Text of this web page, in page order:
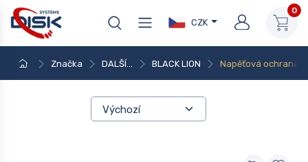
CZK
0
Značka DALŠÍ... BLACK LION Napěťová ochrana